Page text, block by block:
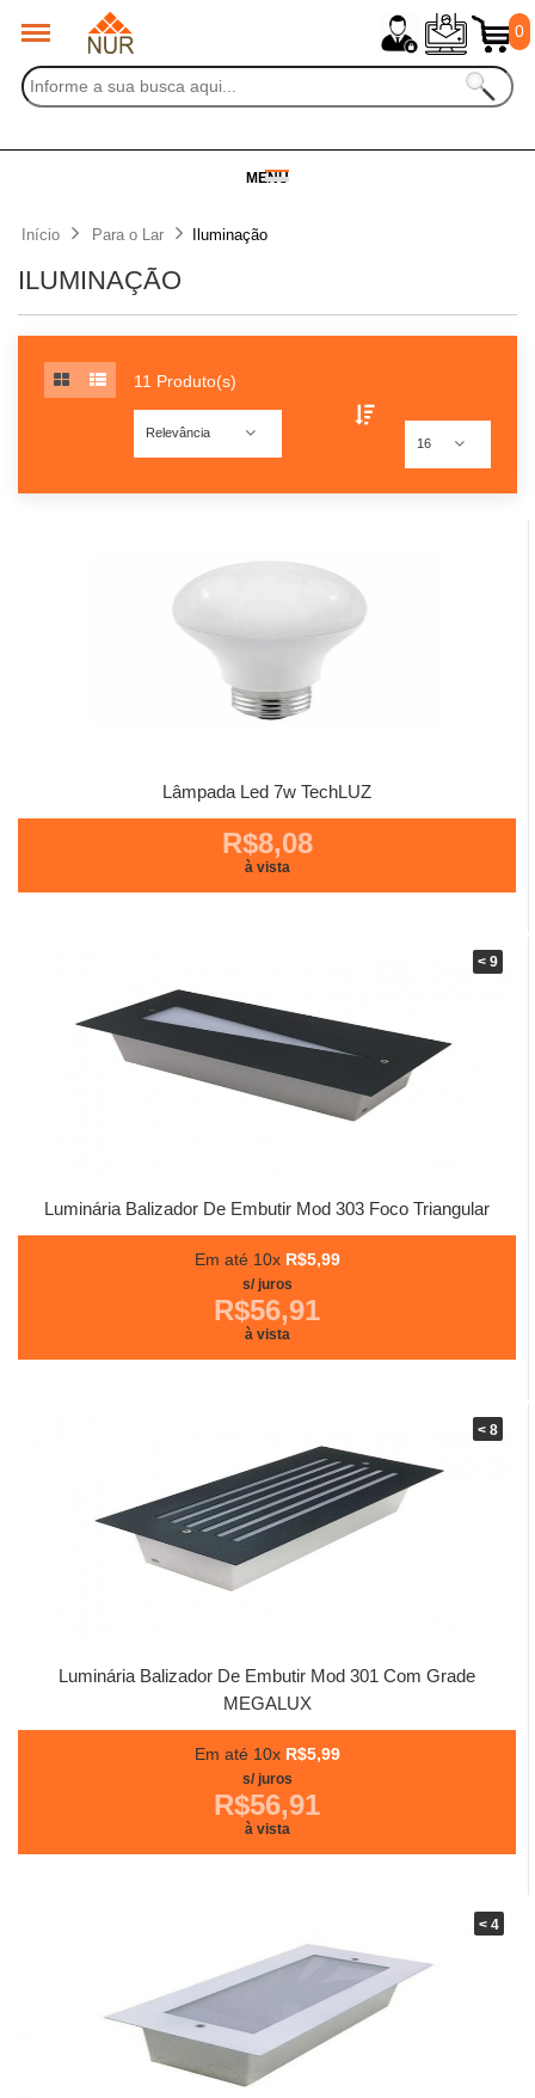
0
MENU
Início Para o Lar Iluminação
ILUMINAÇÃO
11 Produto(s)
16
Relevância
Lâmpada Led 7w TechLUZ
R$8,08
à vista
< 9
Luminária Balizador De Embutir Mod 303 Foco Triangular
Em até 10x R$5,99
s/ juros
R$56,91
à vista
< 8
Luminária Balizador De Embutir Mod 301 Com Grade
MEGALUX
Em até 10x R$5,99
s/ juros
R$56,91
à vista
< 4